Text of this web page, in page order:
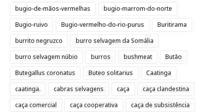
bugio-de-mãos-vermelhas
bugio-marrom-do-norte
Bugio-ruivo
Bugio-vermelho-do-rio-purus
Buritirama
burrito negruzco
burro selvagem da Somália
burro selvagem núbio
burros bushmeat
Butão
Butegallus coronatus
Buteo solitarius
Caatinga
caatinga.
cabras selvagens caça
caça clandestina
caça comercial
caça cooperativa
caça de subsistência